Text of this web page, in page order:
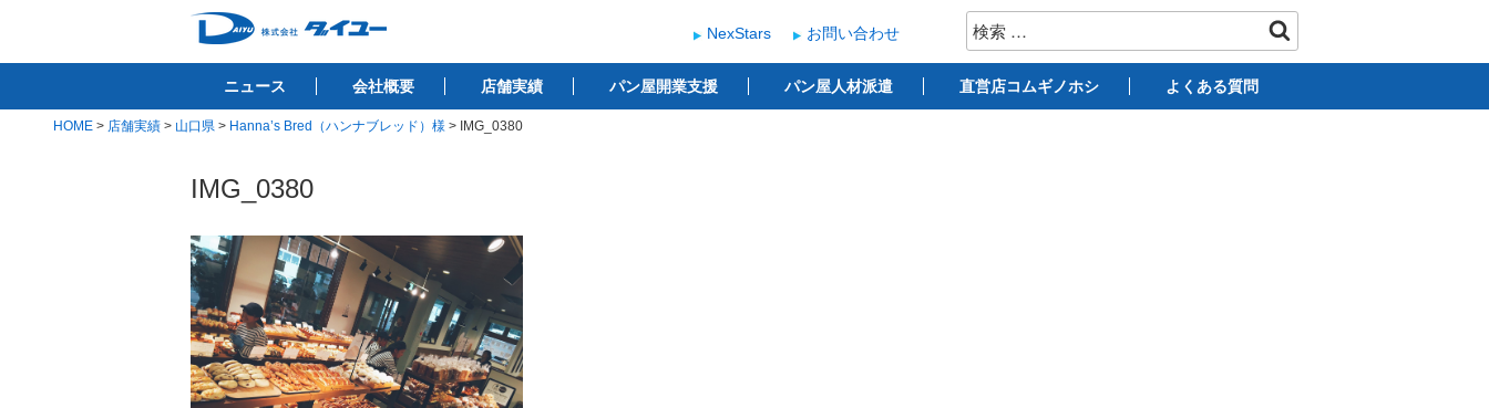
テ
株式会社ダイユー
1200件以上の開業サポート実績！！ ベーカリー開業支援
検
索:
NexStars お問い合わせ
ニュース 会社概要 店舗実績 パン屋開業支援 パン屋人材派遣 直営店コムギノホシ よくある質問
HOME > 店舗実績 > 山口県 > Hanna’s Bred（ハンナブレッド）様 > IMG_0380
IMG_0380